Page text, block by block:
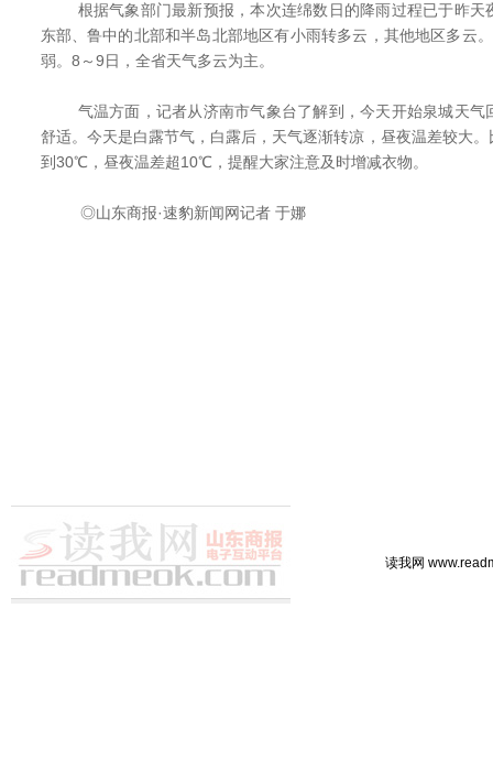
根据气象部门最新预报，本次连绵数日的降雨过程已于昨天
东部、鲁中的北部和半岛北部地区有小雨转多云，其他地区多云
弱。8～9日，全省天气多云为主。
气温方面，记者从济南市气象台了解到，今天开始泉城天气
舒适。今天是白露节气，白露后，天气逐渐转凉，昼夜温差较大
到30℃，昼夜温差超10℃，提醒大家注意及时增减衣物。
◎山东商报·速豹新闻网记者 于娜
读我网